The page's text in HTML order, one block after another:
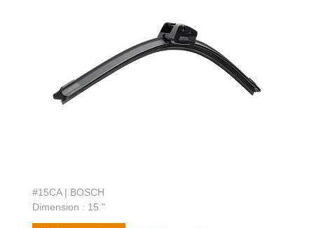
#15CA | BOSCH
Dimension : 15 "